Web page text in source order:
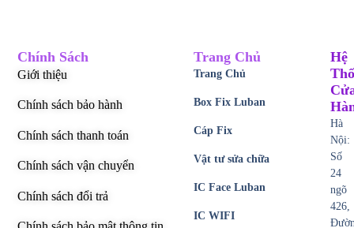
Trang Chủ
Trang Chủ
Box Fix Luban
Cáp Fix
Vật tư sửa chữa
IC Face Luban
IC WIFI
Chính Sách
Giới thiệu
Chính sách bảo hành
Chính sách thanh toán
Chính sách vận chuyển
Chính sách đổi trả
Hệ
Hà
Nội:
Số
24
ngõ
426,